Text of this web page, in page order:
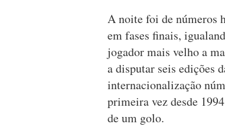
A noite foi de números
em fases finais,
jogador mais velho a
a disputar seis edições
internacionalização
primeira vez desde
de um golo.